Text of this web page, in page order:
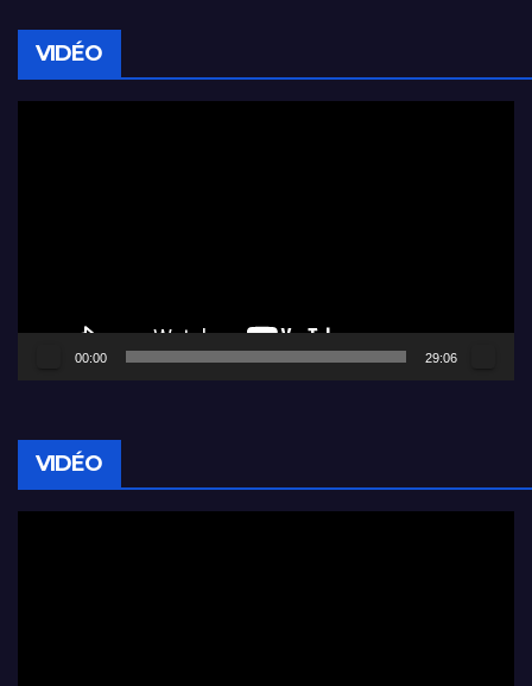
VIDÉO
00:00 29:06
VIDÉO